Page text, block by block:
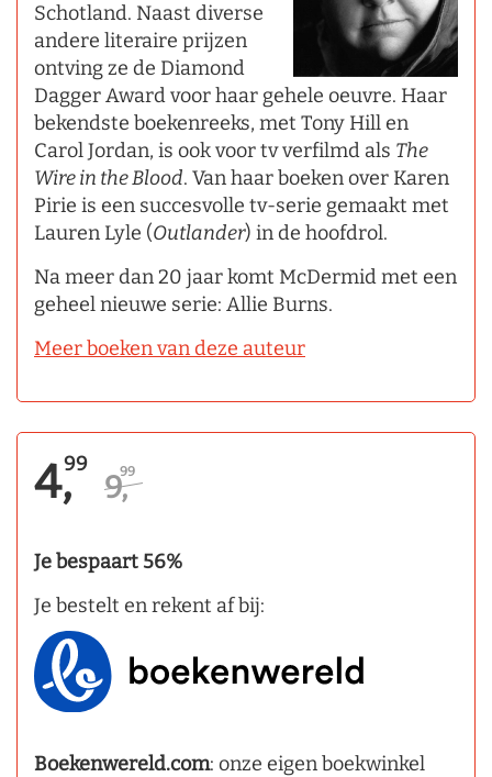
Schotland. Naast diverse
andere literaire prijzen
ontving ze de Diamond
Dagger Award voor haar gehele oeuvre. Haar
bekendste boekenreeks, met Tony Hill en
Carol Jordan, is ook voor tv verfilmd als The
Wire in the Blood. Van haar boeken over Karen
Pirie is een succesvolle tv-serie gemaakt met
Lauren Lyle (Outlander) in de hoofdrol.
Na meer dan 20 jaar komt McDermid met een
geheel nieuwe serie: Allie Burns.
Meer boeken van deze auteur
4,99
9,99
Je bespaart 56%
Je bestelt en rekent af bij:
Boekenwereld.com: onze eigen boekwinkel